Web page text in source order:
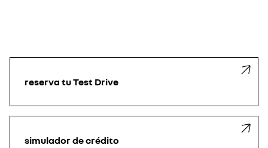
reserva tu Test Drive
simulador de crédito